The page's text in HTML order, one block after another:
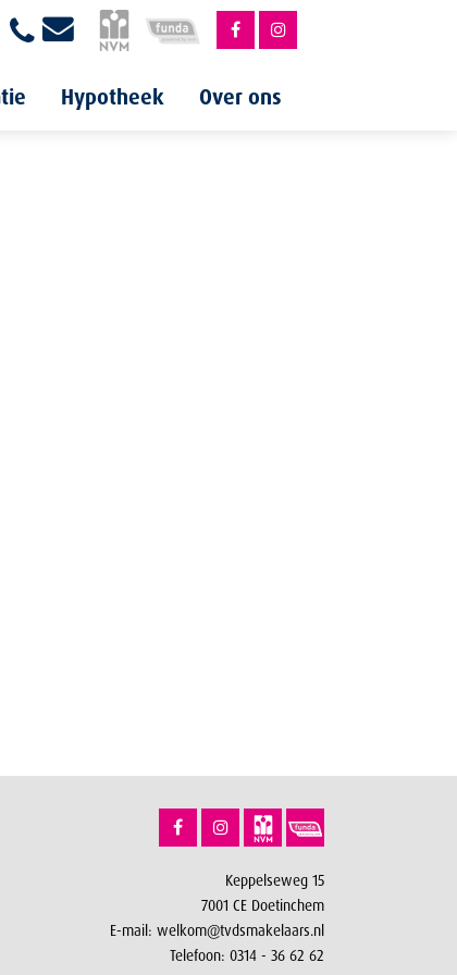
Hypotheek Over ons
Keppelseweg 15
7001 CE Doetinchem
E-mail: welkom@tvdsmakelaars.nl
Telefoon: 0314 - 36 62 62